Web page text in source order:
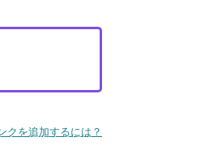
クを追加するには？